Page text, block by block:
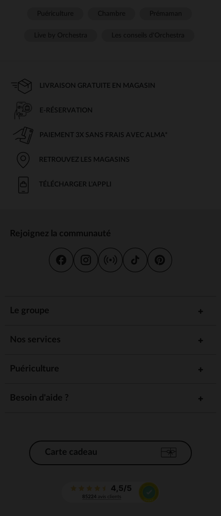
LIVRAISON GRATUITE EN MAGASIN
E-RÉSERVATION
PAIEMENT 3X SANS FRAIS AVEC ALMA*
RETROUVEZ LES MAGASINS
TÉLÉCHARGER L'APPLI
Rejoignez la communauté
Le groupe
Nos services
Puériculture
Besoin d'aide ?
Carte cadeau